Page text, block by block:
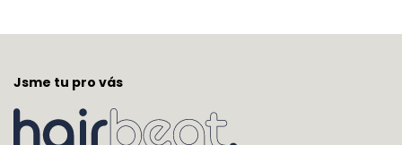
Jsme tu pro vás